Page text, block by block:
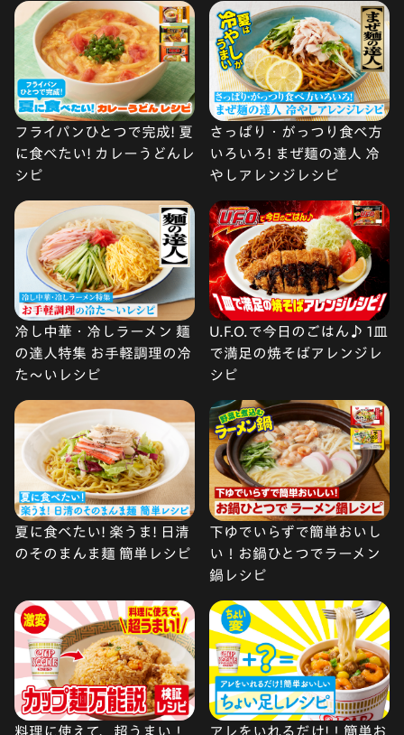
フライパンひとつで完成! 夏
に食べたい! カレーうどんレ
シピ
さっぱり・がっつり食べ方
いろいろ! まぜ麺の達人 冷
やしアレンジレシピ
冷し中華・冷しラーメン 麺
の達人特集 お手軽調理の冷
た〜いレシピ
U.F.O.で今日のごはん♪ 1皿
で満足の焼そばアレンジレ
シピ
夏に食べたい! 楽うま! 日清
のそのまんま麺 簡単レシピ
下ゆでいらずで簡単おいし
い！お鍋ひとつでラーメン
鍋レシピ
料理に使えて、超うまい！ アレをいれるだけ!！簡単お